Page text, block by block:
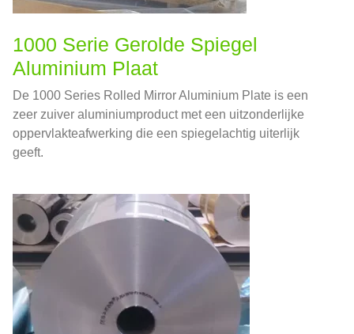
1000 Serie Gerolde Spiegel
Aluminium Plaat
De 1000 Series Rolled Mirror Aluminium Plate is een
zeer zuiver aluminiumproduct met een uitzonderlijke
oppervlakteafwerking die een spiegelachtig uiterlijk
geeft.